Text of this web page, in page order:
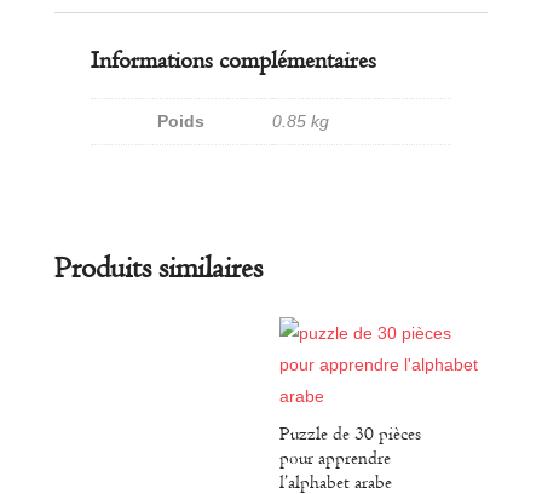
Informations complémentaires
Poids 0.85 kg
Produits similaires
Puzzle de 30 pièces
pour apprendre
l’alphabet arabe